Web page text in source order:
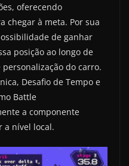
oferecendo
chegar à meta. Por sua
de ganhar
posição ao longo de
do carro.
Desafio de Tempo e
Battle
a componente
a nível local.